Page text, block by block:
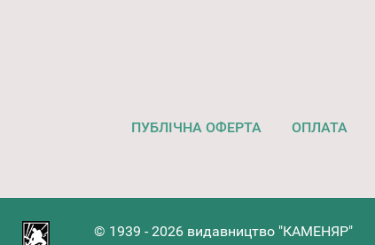
ПУБЛІЧНА ОФЕРТА ОПЛАТА
© 1939 - 2026 видавництво "КАМЕНЯР"